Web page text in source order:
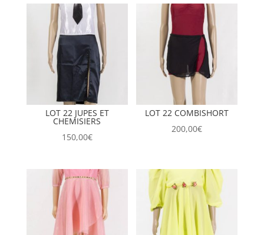
LOT 22 JUPES ET
CHEMISIERS
150,00€
LOT 22 COMBISHORT
200,00€